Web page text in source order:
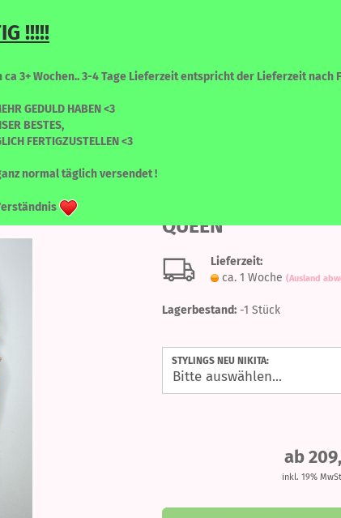
E-Mail
Passwort
Passwort vergessen?
0,00
!!!!!
3+ Wochen.. 3-4 Tage Lieferzeit entspricht der Lieferzeit nach
GEDULD HABEN <3
BESTES,
FERTIGZUSTELLEN <3
normal täglich versendet !
- FARBLICH SORTIERT WIMPERN
QUEEN
Lieferzeit:
ca. 1 Woche (Ausland
Lagerbestand: -1 Stück
STYLINGS NEU NIKITA:
ab
inkl. 19%